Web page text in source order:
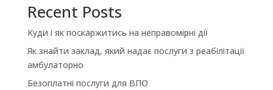
Recent Posts
Куди і як поскаржитись на неправомірні дії
Як знайти заклад, який надає послуги з реабілітації
амбулаторно
Безоплатні послуги для ВПО